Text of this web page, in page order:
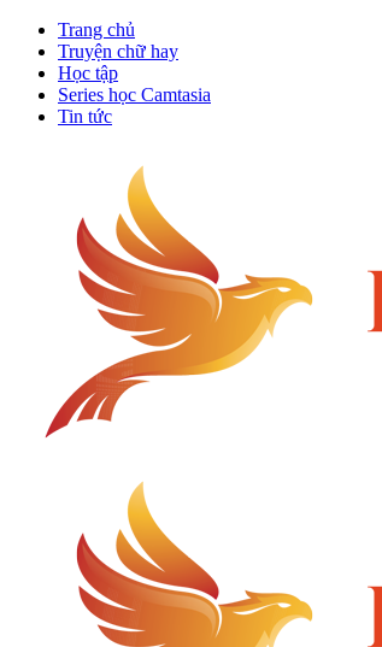
Trang chủ
Truyện chữ hay
Học tập
Series học Camtasia
Tin tức